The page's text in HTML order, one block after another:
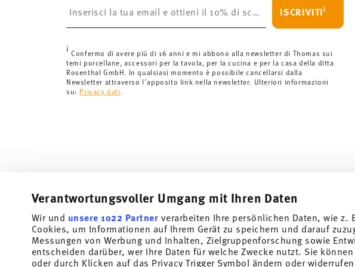
Verantwortungsvoller Umgang mit Ihren Daten
Wir und unsere 1022 Partner verarbeiten Ihre persönlichen Daten, wie z.
Cookies, um Informationen auf Ihrem Gerät zu speichern und darauf
Messungen von Werbung und Inhalten, Zielgruppenforschung sowie
entscheiden darüber, wer Ihre Daten für welche Zwecke nutzt. Sie
oder durch Klicken auf das Privacy Trigger Symbol ändern oder widerrufen
è gratuita.
Svizzera:Le spedizioni in Svizzera sono gratuite per ordini a partire da
Tempi di spedizione in Italia:5-7 giorni lavorativi per gli articoli in stock.
di consegna per altri paesiqui.
Fornitore del servizio di spedizione:Spediamo con UPS (consegna
TracciabilitàRiceverete un codice di tracciamento via e-mail non appena il
ISCRIVITIi
i Confermo di avere piú di 16 anni e mi abbono alla newsletter di Thomas sui
temi porcellane, accessori per la tavola, per la cucina e per la casa della ditta
Rosenthal GmbH. In qualsiasi momento è possibile cancellarsi dalla
Newsletter attraverso l´apposito link nella newsletter. Ulteriori informazioni
su: Privacy dati